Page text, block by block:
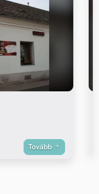
Tovább